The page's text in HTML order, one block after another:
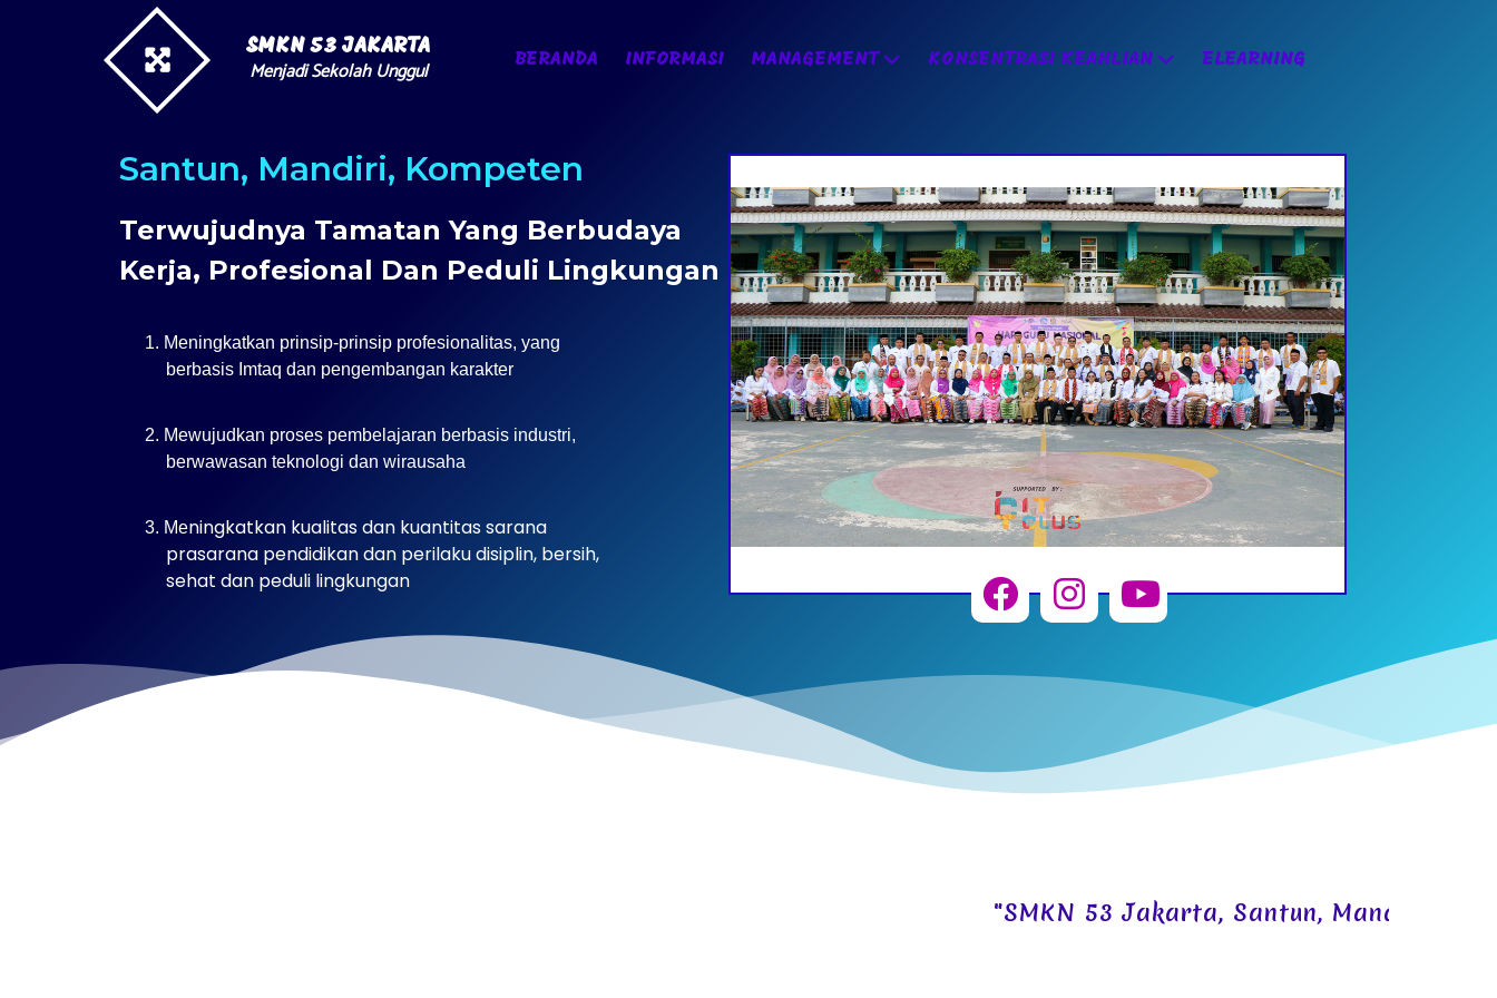
SMKN 53 JAKARTA
Menjadi Sekolah Unggul BERANDA INFORMASI MANAGEMENT KONSENTRASI KEAHLIAN ELEARNING
Santun, Mandiri, Kompeten
Terwujudnya Tamatan Yang Berbudaya
Kerja, Profesional Dan Peduli Lingkungan
1. Meningkatkan prinsip-prinsip profesionalitas, yang
berbasis Imtaq dan pengembangan karakter
2. Mewujudkan proses pembelajaran berbasis industri,
berwawasan teknologi dan wirausaha
3. Meningkatkan kualitas dan kuantitas sarana
prasarana pendidikan dan perilaku disiplin, bersih,
sehat dan peduli lingkungan
"SMKN 53 Jakarta, Santun, Mandiri,